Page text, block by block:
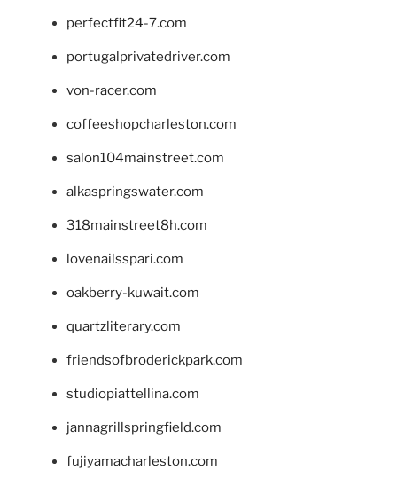
perfectfit24-7.com
portugalprivatedriver.com
von-racer.com
coffeeshopcharleston.com
salon104mainstreet.com
alkaspringswater.com
318mainstreet8h.com
lovenailsspari.com
oakberry-kuwait.com
quartzliterary.com
friendsofbroderickpark.com
studiopiattellina.com
jannagrillspringfield.com
fujiyamacharleston.com